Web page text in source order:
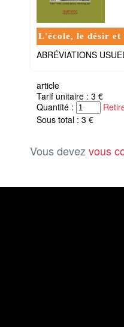
L'école, le désir et
ABRÉVIATIONS
article
Tarif unitaire : 3 €
Quantité :
Sous total : 3 €
Vous devez vous